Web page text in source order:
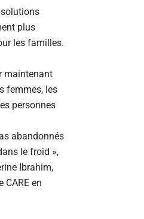
plus
les familles.
maintenant
femmes, les
personnes
abandonnés
le froid »,
Ibrahim,
CARE en